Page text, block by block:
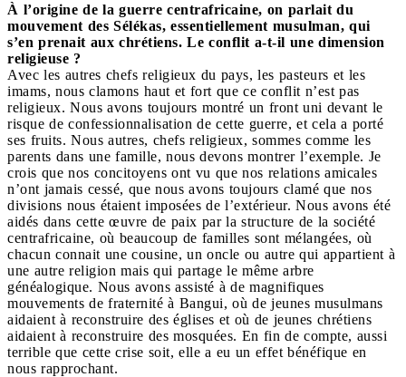
À l’origine de la guerre centrafricaine, on parlait du
mouvement des Sélékas, essentiellement musulman, qui
s’en prenait aux chrétiens. Le conflit a-t-il une dimension
religieuse ?
Avec les autres chefs religieux du pays, les pasteurs et les
imams, nous clamons haut et fort que ce conflit n’est pas
religieux. Nous avons toujours montré un front uni devant le
risque de confessionnalisation de cette guerre, et cela a porté
ses fruits. Nous autres, chefs religieux, sommes comme les
parents dans une famille, nous devons montrer l’exemple. Je
crois que nos concitoyens ont vu que nos relations amicales
n’ont jamais cessé, que nous avons toujours clamé que nos
divisions nous étaient imposées de l’extérieur. Nous avons été
aidés dans cette œuvre de paix par la structure de la société
centrafricaine, où beaucoup de familles sont mélangées, où
chacun connait une cousine, un oncle ou autre qui appartient à
une autre religion mais qui partage le même arbre
généalogique. Nous avons assisté à de magnifiques
mouvements de fraternité à Bangui, où de jeunes musulmans
aidaient à reconstruire des églises et où de jeunes chrétiens
aidaient à reconstruire des mosquées. En fin de compte, aussi
terrible que cette crise soit, elle a eu un effet bénéfique en
nous rapprochant.